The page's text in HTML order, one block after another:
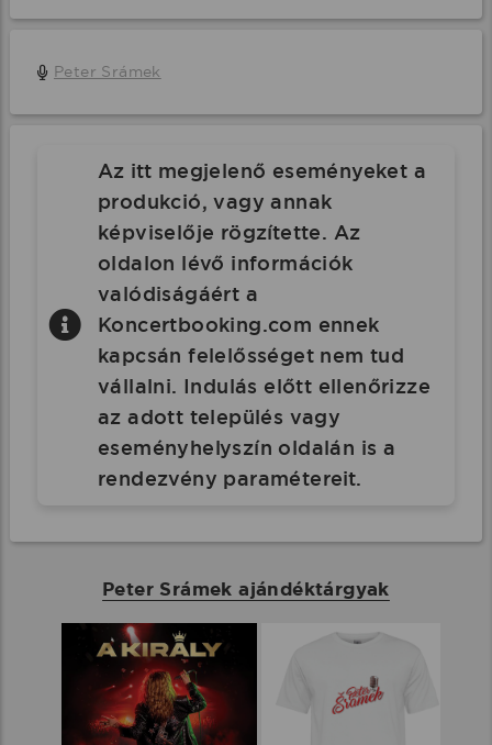
Peter Srámek
Az itt megjelenő eseményeket a
produkció, vagy annak
képviselője rögzítette. Az
oldalon lévő információk
valódiságáért a
Koncertbooking.com ennek
kapcsán felelősséget nem tud
vállalni. Indulás előtt ellenőrizze
az adott település vagy
eseményhelyszín oldalán is a
rendezvény paramétereit.
Peter Srámek ajándéktárgyak